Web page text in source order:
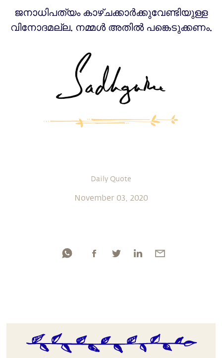
ജനാധിപത്യം കാഴ്ചക്കാര്‍ക്കുവേണ്ടിയുള്ള
വിനോദമല്ല. നമ്മൾ അതില്‍ പങ്കെടുക്കണം.
Daily Quote
November 03, 2020